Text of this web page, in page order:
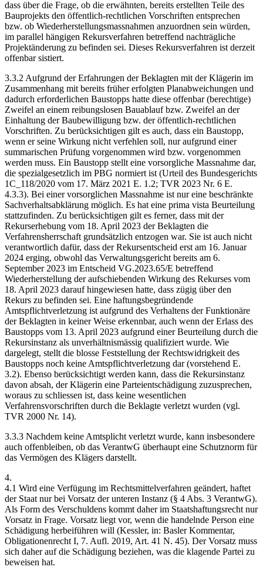
dass über die Frage, ob die erwähnten, bereits erstellten Teile des
Bauprojekts den öffentlich-rechtlichen Vorschriften entsprechen
bzw. ob Wiederherstellungsmassnahmen anzuordnen sein würden,
im parallel hängigen Rekursverfahren betreffend nachträgliche
Projektänderung zu befinden sei. Dieses Rekursverfahren ist derzeit
offenbar sistiert.
3.3.2 Aufgrund der Erfahrungen der Beklagten mit der Klägerin im
Zusammenhang mit bereits früher erfolgten Planabweichungen und
dadurch erforderlichen Baustopps hatte diese offenbar (berechtige)
Zweifel an einem reibungslosen Bauablauf bzw. Zweifel an der
Einhaltung der Baubewilligung bzw. der öffentlich-rechtlichen
Vorschriften. Zu berücksichtigen gilt es auch, dass ein Baustopp,
wenn er seine Wirkung nicht verfehlen soll, nur aufgrund einer
summarischen Prüfung vorgenommen wird bzw. vorgenommen
werden muss. Ein Baustopp stellt eine vorsorgliche Massnahme dar,
die spezialgesetzlich im PBG normiert ist (Urteil des Bundesgerichts
1C_118/2020 vom 17. März 2021 E. 1.2; TVR 2023 Nr. 6 E.
4.3.3). Bei einer vorsorglichen Massnahme ist nur eine beschränkte
Sachverhaltsabklärung möglich. Es hat eine prima vista Beurteilung
stattzufinden. Zu berücksichtigen gilt es ferner, dass mit der
Rekurserhebung vom 18. April 2023 der Beklagten die
Verfahrensherrschaft grundsätzlich entzogen war. Sie ist auch nicht
verantwortlich dafür, dass der Rekursentscheid erst am 16. Januar
2024 erging, obwohl das Verwaltungsgericht bereits am 6.
September 2023 im Entscheid VG.2023.65/E betreffend
Wiederherstellung der aufschiebenden Wirkung des Rekurses vom
18. April 2023 darauf hingewiesen hatte, dass zügig über den
Rekurs zu befinden sei. Eine haftungsbegründende
Amtspflichtverletzung ist aufgrund des Verhaltens der Funktionäre
der Beklagten in keiner Weise erkennbar, auch wenn der Erlass des
Baustopps vom 13. April 2023 aufgrund einer Beurteilung durch die
Rekursinstanz als unverhältnismässig qualifiziert wurde. Wie
dargelegt, stellt die blosse Feststellung der Rechtswidrigkeit des
Baustopps noch keine Amtspflichtverletzung dar (vorstehend E.
3.2). Ebenso berücksichtigt werden kann, dass die Rekursinstanz
davon absah, der Klägerin eine Parteientschädigung zuzusprechen,
woraus zu schliessen ist, dass keine wesentlichen
Verfahrensvorschriften durch die Beklagte verletzt wurden (vgl.
TVR 2000 Nr. 14).
3.3.3 Nachdem keine Amtsplicht verletzt wurde, kann insbesondere
auch offenbleiben, ob das VerantwG überhaupt eine Schutznorm für
das Vermögen des Klägers darstellt.
4.
4.1 Wird eine Verfügung im Rechtsmittelverfahren geändert, haftet
der Staat nur bei Vorsatz der unteren Instanz (§ 4 Abs. 3 VerantwG).
Als Form des Verschuldens kommt daher im Staatshaftungsrecht nur
Vorsatz in Frage. Vorsatz liegt vor, wenn die handelnde Person eine
Schädigung herbeiführen will (Kessler, in: Basler Kommentar,
Obligationenrecht I, 7. Aufl. 2019, Art. 41 N. 45). Der Vorsatz muss
sich daher auf die Schädigung beziehen, was die klagende Partei zu
beweisen hat.